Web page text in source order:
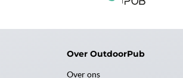
Over OutdoorPub
Over ons